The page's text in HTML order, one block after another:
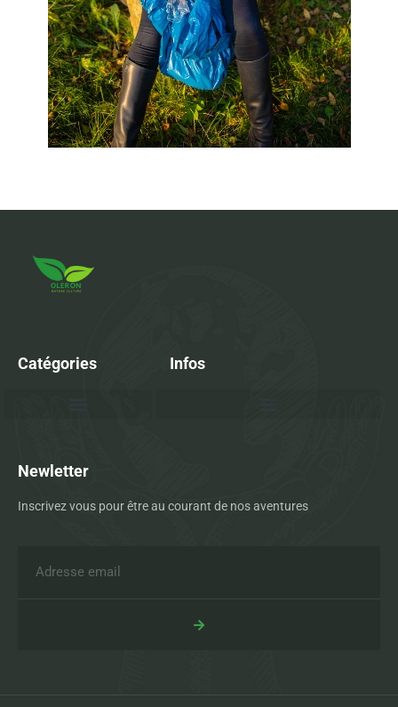
Catégories Infos
Newletter
Inscrivez vous pour être au courant de nos aventures